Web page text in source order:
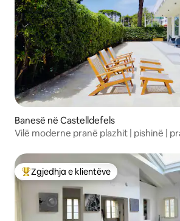
Banesë në Castelldefels
Vilë moderne pranë plazhit | pishinë |
Më të mirat e zgjedhjeve të klientëve
Zgjedhja e klientëve